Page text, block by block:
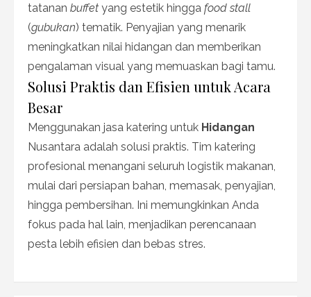
tatanan buffet yang estetik hingga food stall
(gubukan) tematik. Penyajian yang menarik
meningkatkan nilai hidangan dan memberikan
pengalaman visual yang memuaskan bagi tamu.
Solusi Praktis dan Efisien untuk Acara
Besar
Menggunakan jasa katering untuk Hidangan
Nusantara adalah solusi praktis. Tim katering
profesional menangani seluruh logistik makanan,
mulai dari persiapan bahan, memasak, penyajian,
hingga pembersihan. Ini memungkinkan Anda
fokus pada hal lain, menjadikan perencanaan
pesta lebih efisien dan bebas stres.